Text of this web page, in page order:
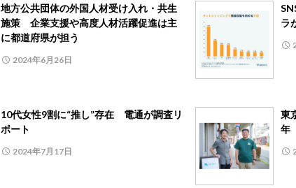
地方公共団体の外国人材受け入れ・共生
施策 企業支援や高度人材活躍促進は主
に都道府県が担う
2024年6月26日
ラ
10代女性9割に“推し”存在 電通が調査リ
ポート
2024年7月17日
東
年